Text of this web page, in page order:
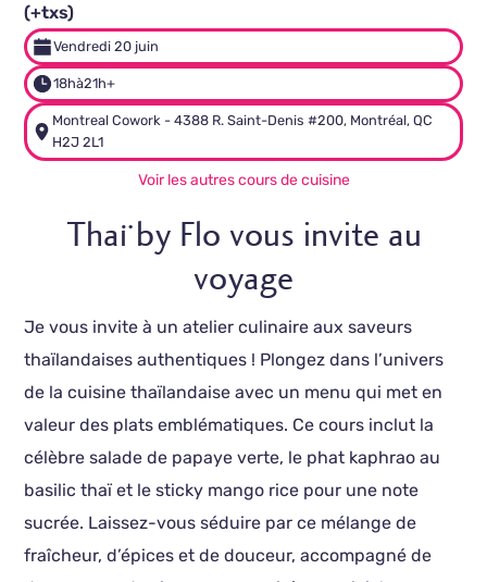
(+txs)
Vendredi 20 juin
18hà21h+
Montreal Cowork - 4388 R. Saint-Denis #200, Montréal, QC
H2J 2L1
Voir les autres cours de cuisine
Thaï by Flo vous invite au
voyage
Je vous invite à un atelier culinaire aux saveurs
thaïlandaises authentiques ! Plongez dans l’univers
de la cuisine thaïlandaise avec un menu qui met en
valeur des plats emblématiques. Ce cours inclut la
célèbre salade de papaye verte, le phat kaphrao au
basilic thaï et le sticky mango rice pour une note
sucrée. Laissez-vous séduire par ce mélange de
fraîcheur, d’épices et de douceur, accompagné de